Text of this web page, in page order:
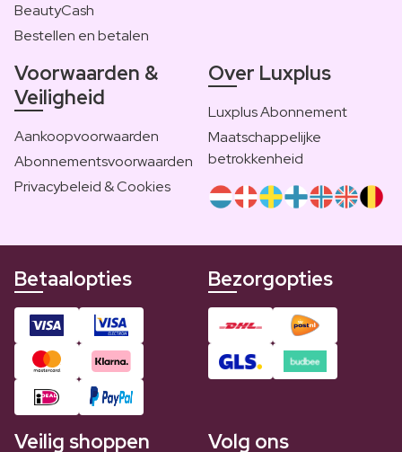
BeautyCash
Bestellen en betalen
Voorwaarden &
Veiligheid
Aankoopvoorwaarden
Abonnementsvoorwaarden
Privacybeleid & Cookies
Over Luxplus
Luxplus Abonnement
Maatschappelijke
betrokkenheid
Betaalopties Bezorgopties
Veilig shoppen Volg ons